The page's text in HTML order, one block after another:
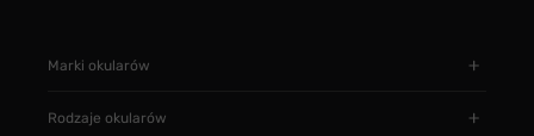
Marki okularów
Rodzaje okularów